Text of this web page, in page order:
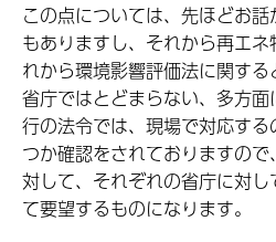
この点については、先ほどお
もありますし、それから再エ
れから環境影響評価法に関す
省庁ではとどまらない、多方
行の法令では、現場で対応す
つか確認をされておりますの
対して、それぞれの省庁に対
て要望するものになります。